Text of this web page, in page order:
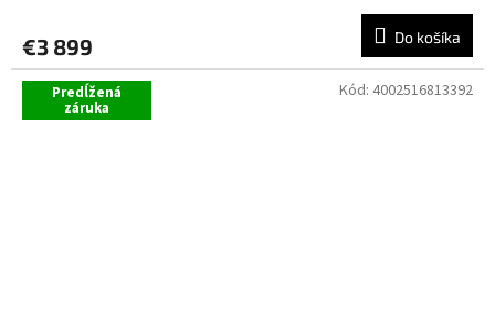
R
M
€3 899 Do košíka
Predĺžená
záruka
Kód: 4002516813392